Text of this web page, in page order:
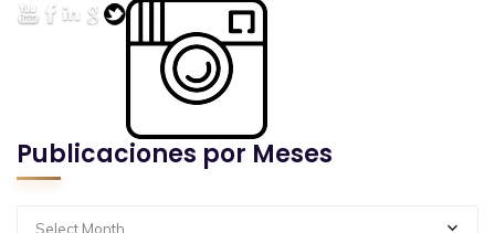
Publicaciones por Meses
Select Month